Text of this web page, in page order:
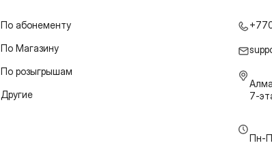
По абонементу
По Магазину
По розыгрышам
Другие
7-
Пн-